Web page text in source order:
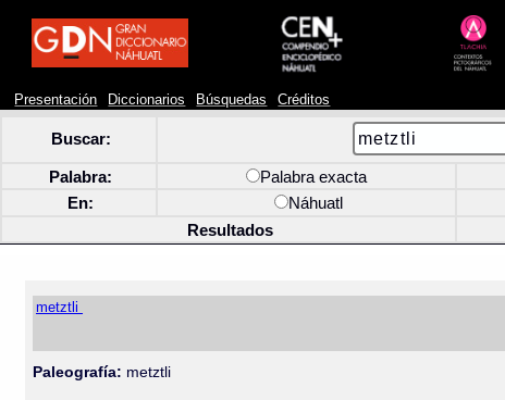
Presentación Diccionarios Búsquedas Créditos
Buscar:
Palabra: Palabra exacta
En:
Náhuatl
Resultados
metztli
Paleografía: metztli